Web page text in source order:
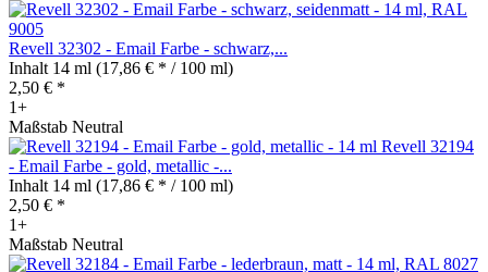
Revell 32302 - Email Farbe - schwarz,...
Inhalt 14 ml (17,86 € * / 100 ml)
2,50 € *
1+
Maßstab Neutral
Revell 32194
- Email Farbe - gold, metallic -...
Inhalt 14 ml (17,86 € * / 100 ml)
2,50 € *
1+
Maßstab Neutral